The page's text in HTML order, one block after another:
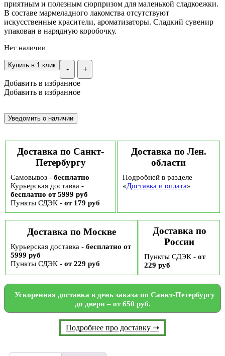
приятным и полезным сюрпризом для маленькой сладкоежки.
В составе мармеладного лакомства отсутствуют
искусственные красители, ароматизаторы. Сладкий сувенир
упакован в нарядную коробочку.
Нет наличии
- +
Купить в 1 клик
Добавить в избранное
Добавить в избранное
Доставка по Санкт-
Петербургу
Самовывоз - бесплатно
Курьерская доставка -
бесплатно от 5999 руб
Пункты СДЭК - от 179 руб
Доставка по Лен.
области
Подробней в разделе
«Доставка и оплата»
Доставка по Москве
Курьерская доставка - бесплатно от
5999 руб
Пункты СДЭК - от 229 руб
Доставка по
России
Пункты СДЭК - от
229 руб
Ускоренная доставка в день заказа по Санкт-Петербургу
до двери – от 650 руб.
Подробнее про доставку ➝